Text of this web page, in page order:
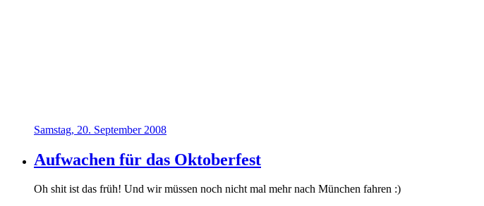
Samstag, 20. September 2008
Aufwachen für das Oktoberfest
Oh shit ist das früh! Und wir müssen noch nicht mal mehr nach München fahren :)